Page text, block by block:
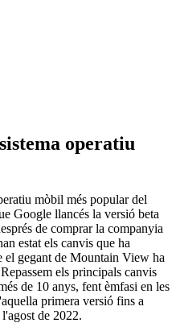
operatiu
mòbil més popular del
Google llancés la versió beta
de comprar la companyia
estat els canvis que ha
el gegant de Mountain View ha
els principals canvis
de 10 anys, fent èmfasi en les
primera versió fins a
de 2022.